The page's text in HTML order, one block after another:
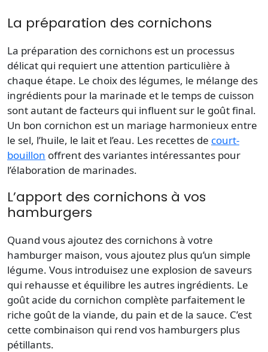
La préparation des cornichons
La préparation des cornichons est un processus
délicat qui requiert une attention particulière à
chaque étape. Le choix des légumes, le mélange des
ingrédients pour la marinade et le temps de cuisson
sont autant de facteurs qui influent sur le goût final.
Un bon cornichon est un mariage harmonieux entre
le sel, l’huile, le lait et l’eau. Les recettes de court-
bouillon offrent des variantes intéressantes pour
l’élaboration de marinades.
L’apport des cornichons à vos
hamburgers
Quand vous ajoutez des cornichons à votre
hamburger maison, vous ajoutez plus qu’un simple
légume. Vous introduisez une explosion de saveurs
qui rehausse et équilibre les autres ingrédients. Le
goût acide du cornichon complète parfaitement le
riche goût de la viande, du pain et de la sauce. C’est
cette combinaison qui rend vos hamburgers plus
pétillants.